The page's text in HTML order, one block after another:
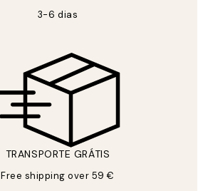
3-6 dias
TRANSPORTE GRÁTIS
Free shipping over 59 €